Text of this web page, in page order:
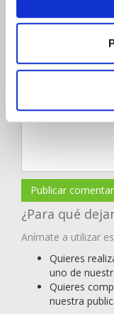
Publicar
¿Para qué
Anímate a utilizar
Quieres
uno de
Quieres
nuestra